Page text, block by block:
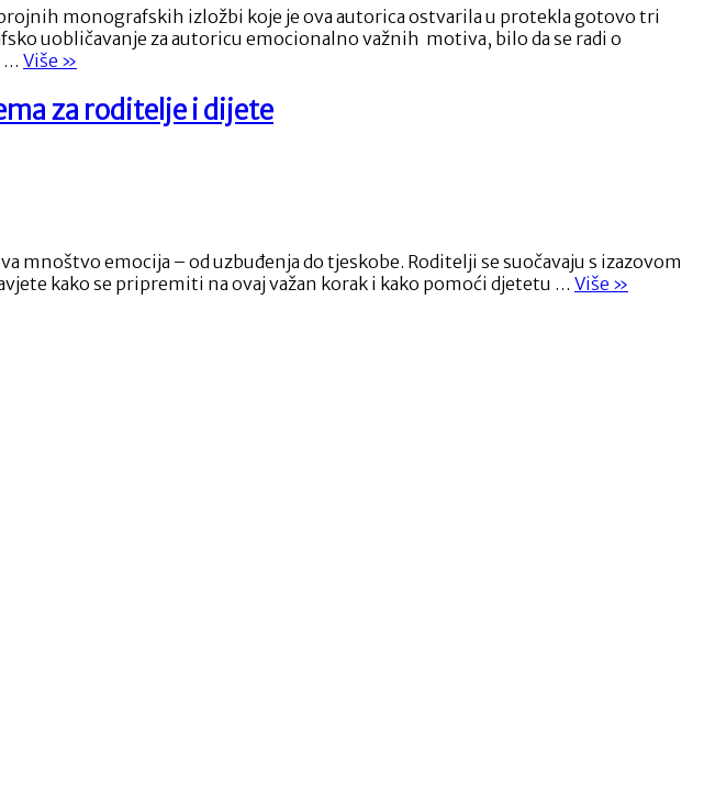
brojnih monografskih izložbi koje je ova autorica ostvarila u protekla gotovo tri
uobličavanje za autoricu emocionalno važnih motiva, bilo da se radi o
… Više “Trideset
umjetničkog
stvaralaštva
izložbom
“Fotografije””
»
za roditelje i dijete
mnoštvo emocija – od uzbuđenja do tjeskobe. Roditelji se suočavaju s izazovom
kako se pripremiti na ovaj važan korak i kako pomoći djetetu … Više “Kako
»